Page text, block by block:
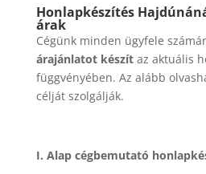
Honlapkészítés
árak
Cégünk minden ügyfele
árajánlatot készítaz aktuális
függvényében. Az alább
célját szolgálják.
I. Alap cégbemutató